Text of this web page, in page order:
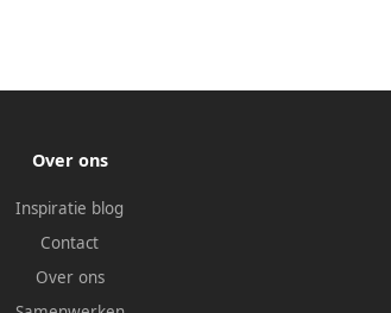
Over ons
Inspiratie blog
Contact
Over ons